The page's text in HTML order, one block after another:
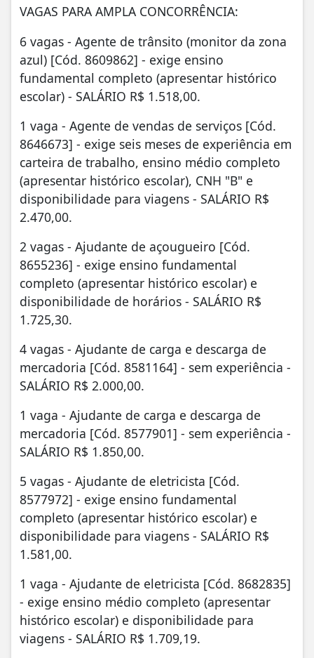
VAGAS PARA AMPLA CONCORRÊNCIA:
6 vagas - Agente de trânsito (monitor da zona
azul) [Cód. 8609862] - exige ensino
fundamental completo (apresentar histórico
escolar) - SALÁRIO R$ 1.518,00.
1 vaga - Agente de vendas de serviços [Cód.
8646673] - exige seis meses de experiência em
carteira de trabalho, ensino médio completo
(apresentar histórico escolar), CNH "B" e
disponibilidade para viagens - SALÁRIO R$
2.470,00.
2 vagas - Ajudante de açougueiro [Cód.
8655236] - exige ensino fundamental
completo (apresentar histórico escolar) e
disponibilidade de horários - SALÁRIO R$
1.725,30.
4 vagas - Ajudante de carga e descarga de
mercadoria [Cód. 8581164] - sem experiência -
SALÁRIO R$ 2.000,00.
1 vaga - Ajudante de carga e descarga de
mercadoria [Cód. 8577901] - sem experiência -
SALÁRIO R$ 1.850,00.
5 vagas - Ajudante de eletricista [Cód.
8577972] - exige ensino fundamental
completo (apresentar histórico escolar) e
disponibilidade para viagens - SALÁRIO R$
1.581,00.
1 vaga - Ajudante de eletricista [Cód. 8682835]
- exige ensino médio completo (apresentar
histórico escolar) e disponibilidade para
viagens - SALÁRIO R$ 1.709,19.